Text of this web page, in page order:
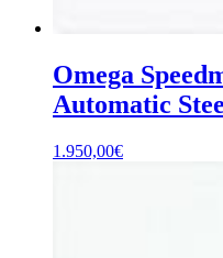
Omega
Automatic
1.950,00€